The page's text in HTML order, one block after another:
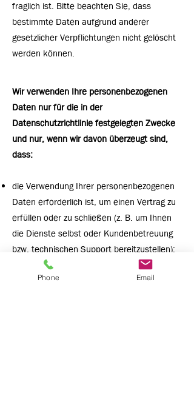
fraglich ist. Bitte beachten Sie, dass
bestimmte Daten aufgrund anderer
gesetzlicher Verpflichtungen nicht gelöscht
werden können.
Wir verwenden Ihre personenbezogenen
Daten nur für die in der
Datenschutzrichtlinie festgelegten Zwecke
und nur, wenn wir davon überzeugt sind,
dass:
die Verwendung Ihrer personenbezogenen
Daten erforderlich ist, um einen Vertrag zu
erfüllen oder zu schließen (z. B. um Ihnen
die Dienste selbst oder Kundenbetreuung
bzw. technischen Support bereitzustellen);
die Verwendung Ihrer personenbezogenen
Daten notwendig ist, um entsprechenden
Phone Email